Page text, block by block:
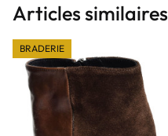
Articles similaires
BRADERIE